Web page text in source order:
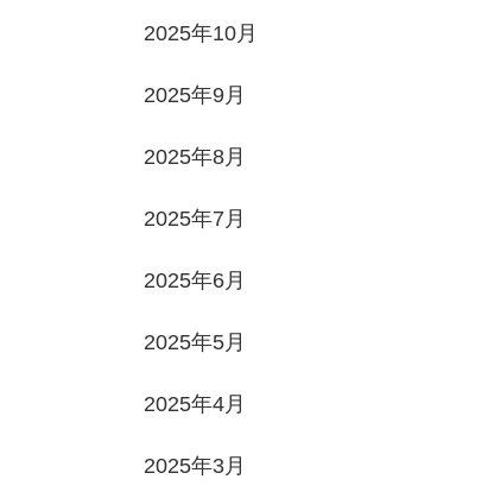
2025年10月
2025年9月
2025年8月
2025年7月
2025年6月
2025年5月
2025年4月
2025年3月